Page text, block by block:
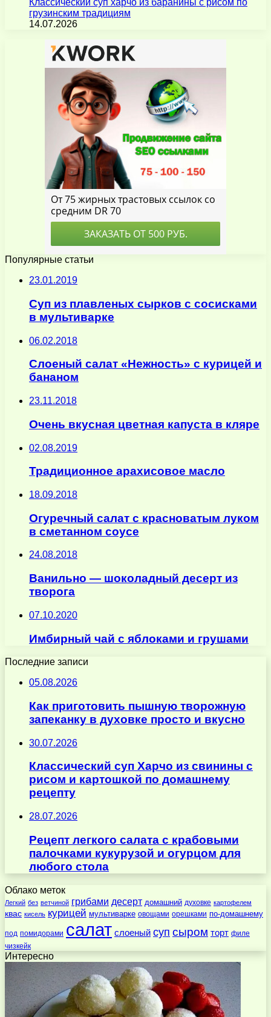
Классический суп харчо из баранины с рисом по
грузинским традициям
14.07.2026
Популярные статьи
23.01.2019
Суп из плавленых сырков с сосисками
в мультиварке
06.02.2018
Слоеный салат «Нежность» с курицей и
бананом
23.11.2018
Очень вкусная цветная капуста в кляре
02.08.2019
Традиционное арахисовое масло
18.09.2018
Огуречный салат с красноватым луком
в сметанном соусе
24.08.2018
Ванильно — шоколадный десерт из
творога
07.10.2020
Имбирный чай с яблоками и грушами
Последние записи
05.08.2026
Как приготовить пышную творожную
запеканку в духовке просто и вкусно
30.07.2026
Классический суп Харчо из свинины с
рисом и картошкой по домашнему
рецепту
28.07.2026
Рецепт легкого салата с крабовыми
палочками кукурузой и огурцом для
любого стола
Облако меток
Легкий без ветчиной грибами десерт домашний духовке картофелем
квас кисель курицей мультиварке овощами орешками по-домашнему
под помидорами салат слоеный суп сыром торт филе
чизкейк
Интересно